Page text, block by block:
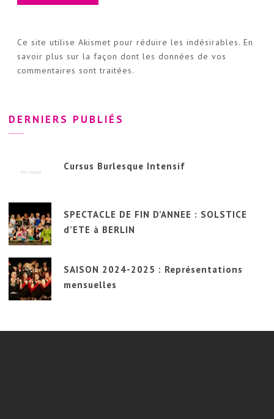
Ce site utilise Akismet pour réduire les indésirables. En
savoir plus sur la façon dont les données de vos
commentaires sont traitées.
DERNIERS PUBLIÉS
Cursus Burlesque Intensif
SPECTACLE DE FIN D’ANNEE : SOLSTICE
d’ETE à BERLIN
SAISON 2024-2025 : Représentations
mensuelles